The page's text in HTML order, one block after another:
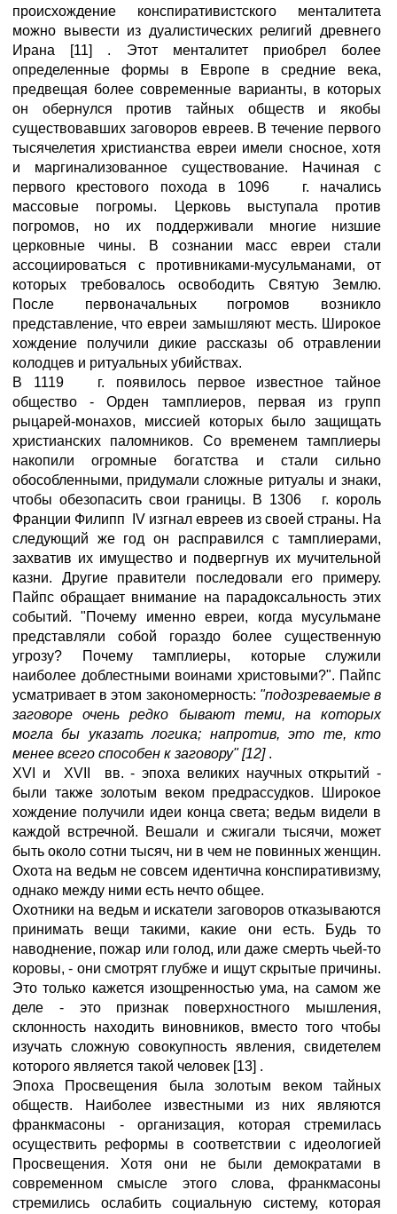
происхождение конспиративистского менталитета
можно вывести из дуалистических религий древнего
Ирана [11] . Этот менталитет приобрел более
определенные формы в Европе в средние века,
предвещая более современные варианты, в которых
он обернулся против тайных обществ и якобы
существовавших заговоров евреев. В течение первого
тысячелетия христианства евреи имели сносное, хотя
и маргинализованное существование. Начиная с
первого крестового похода в 1096 г. начались
массовые погромы. Церковь выступала против
погромов, но их поддерживали многие низшие
церковные чины. В сознании масс евреи стали
ассоциироваться с противниками-мусульманами, от
которых требовалось освободить Святую Землю.
После первоначальных погромов возникло
представление, что евреи замышляют месть. Широкое
хождение получили дикие рассказы об отравлении
колодцев и ритуальных убийствах.
В 1119 г. появилось первое известное тайное
общество - Орден тамплиеров, первая из групп
рыцарей-монахов, миссией которых было защищать
христианских паломников. Со временем тамплиеры
накопили огромные богатства и стали сильно
обособленными, придумали сложные ритуалы и знаки,
чтобы обезопасить свои границы. В 1306 г. король
Франции Филипп IV изгнал евреев из своей страны. На
следующий же год он расправился с тамплиерами,
захватив их имущество и подвергнув их мучительной
казни. Другие правители последовали его примеру.
Пайпс обращает внимание на парадоксальность этих
событий. "Почему именно евреи, когда мусульмане
представляли собой гораздо более существенную
угрозу? Почему тамплиеры, которые служили
наиболее доблестными воинами христовыми?". Пайпс
усматривает в этом закономерность: "подозреваемые в
заговоре очень редко бывают теми, на которых
могла бы указать логика; напротив, это те, кто
менее всего способен к заговору" [12] .
XVI и XVII вв. - эпоха великих научных открытий -
были также золотым веком предрассудков. Широкое
хождение получили идеи конца света; ведьм видели в
каждой встречной. Вешали и сжигали тысячи, может
быть около сотни тысяч, ни в чем не повинных женщин.
Охота на ведьм не совсем идентична конспиративизму,
однако между ними есть нечто общее.
Охотники на ведьм и искатели заговоров отказываются
принимать вещи такими, какие они есть. Будь то
наводнение, пожар или голод, или даже смерть чьей-то
коровы, - они смотрят глубже и ищут скрытые причины.
Это только кажется изощренностью ума, на самом же
деле - это признак поверхностного мышления,
склонность находить виновников, вместо того чтобы
изучать сложную совокупность явления, свидетелем
которого является такой человек [13] .
Эпоха Просвещения была золотым веком тайных
обществ. Наиболее известными из них являются
франкмасоны - организация, которая стремилась
осуществить реформы в соответствии с идеологией
Просвещения. Хотя они не были демократами в
современном смысле этого слова, франкмасоны
стремились ослабить социальную систему, которая